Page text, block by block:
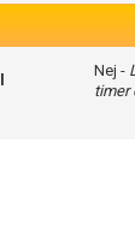
Nej -
timer